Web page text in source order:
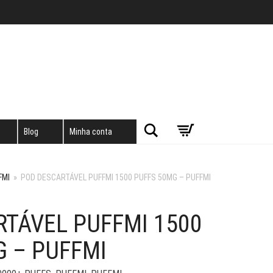
Blog Minha conta Pesquisar
» POD DESCARTÁVEL PUFFMI 1500 PUFFS 50MG – PUFFMI
PUFFMI 1500
– PUFFMI